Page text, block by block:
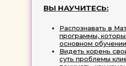
ВЫ НАУЧИТЕСЬ:
Распознавать в
программы,
основном обучении
Видеть корень
суть проблемы